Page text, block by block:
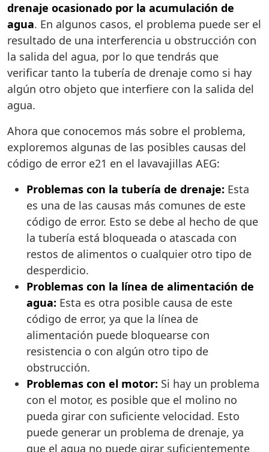
drenaje ocasionado por la acumulación de
agua. En algunos casos, el problema puede ser el
resultado de una interferencia u obstrucción con
la salida del agua, por lo que tendrás que
verificar tanto la tubería de drenaje como si hay
algún otro objeto que interfiere con la salida del
agua.
Ahora que conocemos más sobre el problema,
exploremos algunas de las posibles causas del
código de error e21 en el lavavajillas AEG:
Problemas con la tubería de drenaje: Esta
es una de las causas más comunes de este
código de error. Esto se debe al hecho de que
la tubería está bloqueada o atascada con
restos de alimentos o cualquier otro tipo de
desperdicio.
Problemas con la línea de alimentación de
agua: Esta es otra posible causa de este
código de error, ya que la línea de
alimentación puede bloquearse con
resistencia o con algún otro tipo de
obstrucción.
Problemas con el motor: Si hay un problema
con el motor, es posible que el molino no
pueda girar con suficiente velocidad. Esto
puede generar un problema de drenaje, ya
que el agua no puede girar suficientemente